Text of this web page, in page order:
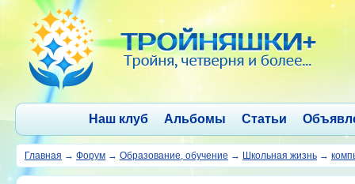
Наш клуб Альбомы Статьи
Главная → Форум → Образование, обучение → Школьная жизнь →